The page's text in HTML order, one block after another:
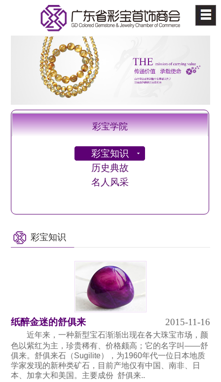
彩宝学院
彩宝知识
历史典故
名人风采
彩宝知识
2015-11-16
纸醉金迷的舒俱来
近年来，一种新型宝石渐渐出现在各大珠宝市场，颜
色以紫红为主，珍贵稀有、价格颇高；它的名字叫——舒
俱来。舒俱来石（Sugilite），为1960年代一位日本地质
学家发现的新种类矿石，目前产地仅有中国、南非、日
本、加拿大和美国。主要成份 舒俱来..